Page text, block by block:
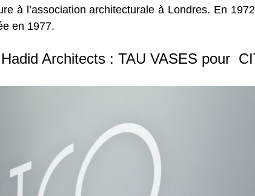
à l’association architecturale à Londres. En
en 1977.
Architects : TAU VASES pour